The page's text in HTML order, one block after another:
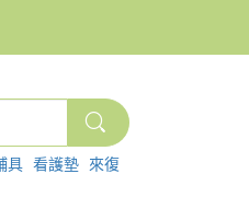
具 看護墊 來復